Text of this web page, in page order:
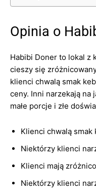
Opinia o
Habibi Doner to lokal z
cieszy się
klienci chwalą smak
ceny. Inni narzekają na
małe porcje i złe
Klienci chwalą smak
Niektórzy klienci
Klienci mają
Niektórzy klienci